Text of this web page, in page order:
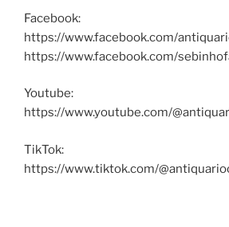
Facebook:
https://www.facebook.com/
https://www.facebook.com/
Youtube:
https://www.youtube.com/
TikTok:
https://www.tiktok.com/